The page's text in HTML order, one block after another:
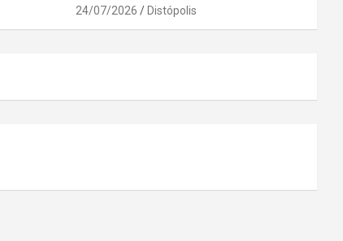
24/07/2026 Distópolis